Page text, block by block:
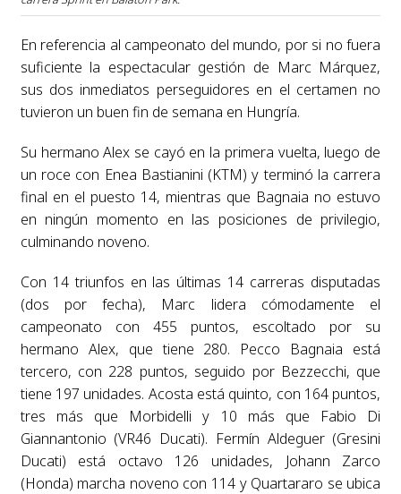
En referencia al campeonato del mundo, por si no fuera
suficiente la espectacular gestión de Marc Márquez,
sus dos inmediatos perseguidores en el certamen no
tuvieron un buen fin de semana en Hungría.
Su hermano Alex se cayó en la primera vuelta, luego de
un roce con Enea Bastianini (KTM) y terminó la carrera
final en el puesto 14, mientras que Bagnaia no estuvo
en ningún momento en las posiciones de privilegio,
culminando noveno.
Con 14 triunfos en las últimas 14 carreras disputadas
(dos por fecha), Marc lidera cómodamente el
campeonato con 455 puntos, escoltado por su
hermano Alex, que tiene 280. Pecco Bagnaia está
tercero, con 228 puntos, seguido por Bezzecchi, que
tiene 197 unidades. Acosta está quinto, con 164 puntos,
tres más que Morbidelli y 10 más que Fabio Di
Giannantonio (VR46 Ducati). Fermín Aldeguer (Gresini
Ducati) está octavo 126 unidades, Johann Zarco
(Honda) marcha noveno con 114 y Quartararo se ubica